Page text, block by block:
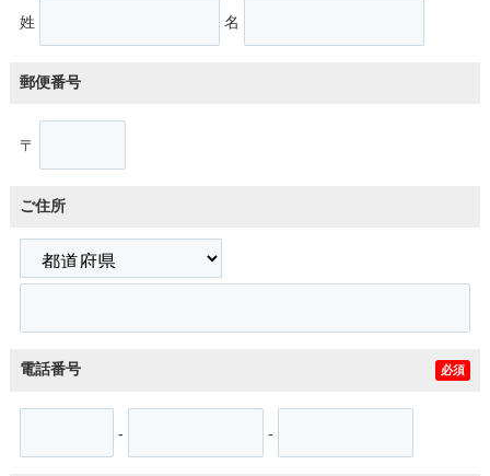
姓 名
郵便番号
〒
ご住所
電話番号 必須
- -